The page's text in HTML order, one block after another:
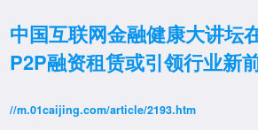
中国互联网金融健康大讲
P2P融资租赁或引领行业新
//m.01caijing.com/article/2193.htm